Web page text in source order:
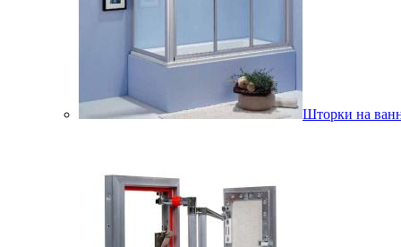
Шторки на